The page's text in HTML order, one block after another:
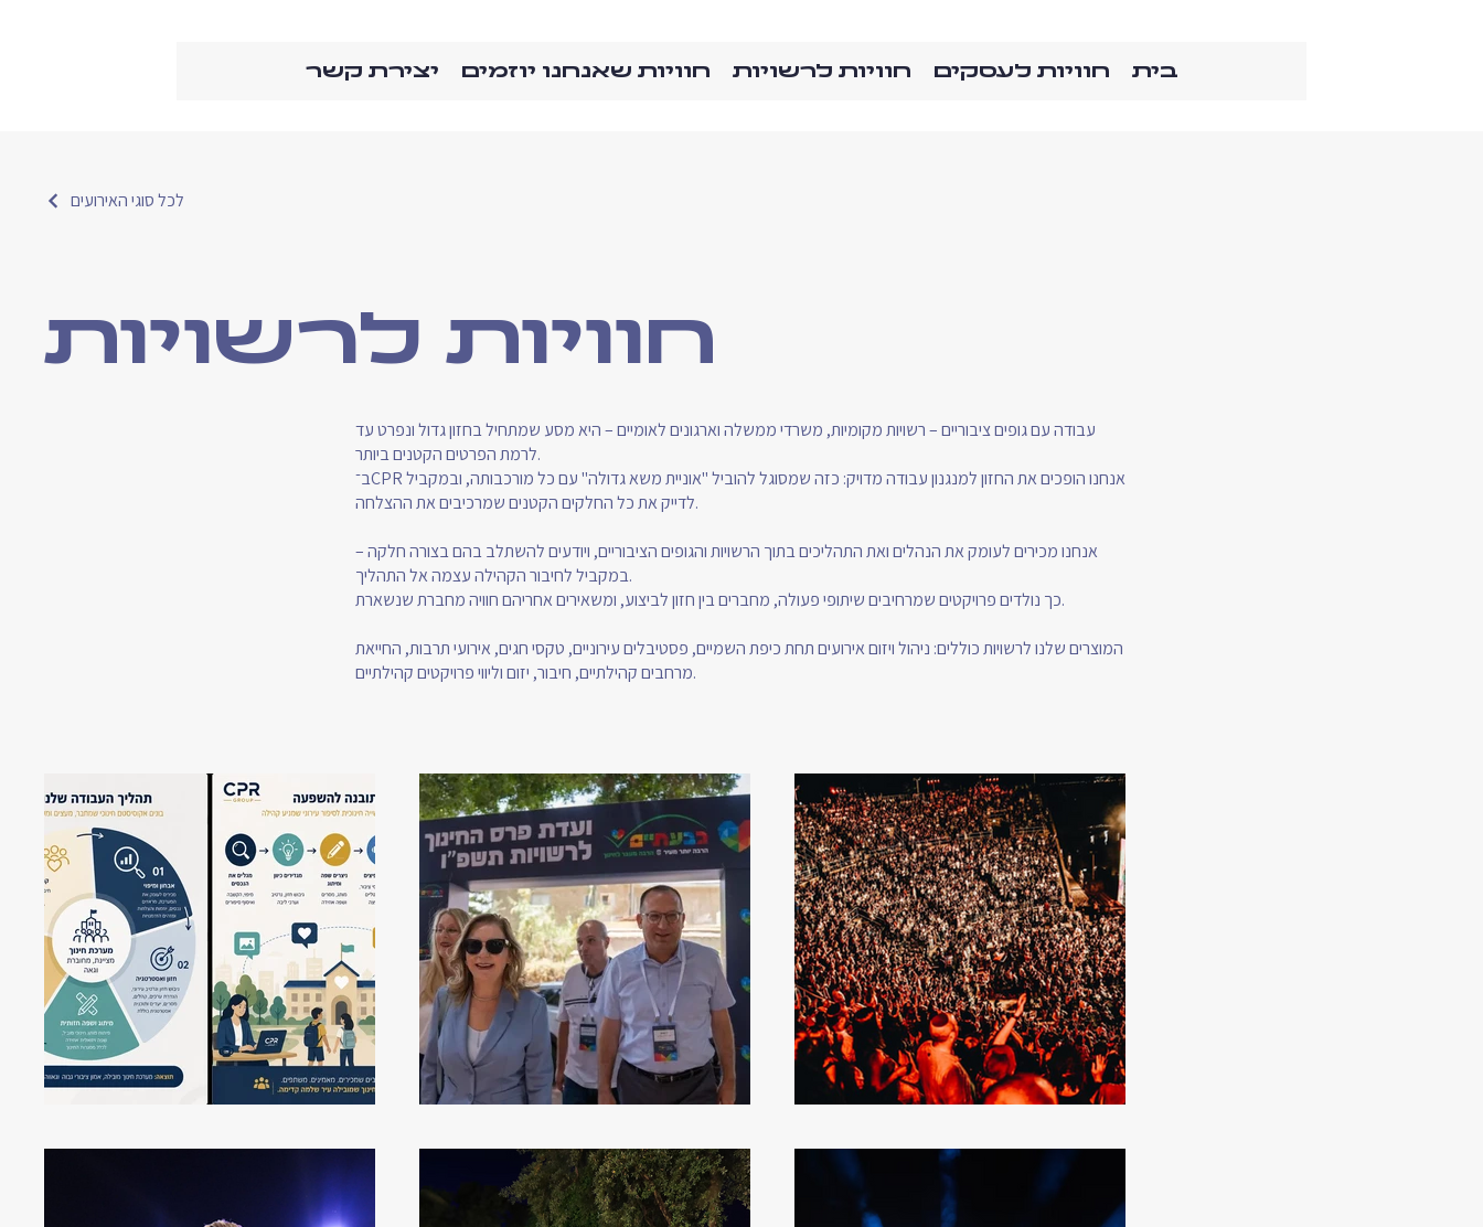
בית חוויות לעסקים חוויות לרשויות חוויות שאנחנו יוזמים יצירת קשר
לכל סוגי האירועים
חוויות לרשויות
עבודה עם גופים ציבוריים – רשויות מקומיות, משרדי ממשלה וארגונים לאומיים – היא מסע שמתחיל בחזון גדול ונפרט עד
לרמת הפרטים הקטנים ביותר.
ב־CPR אנחנו הופכים את החזון למנגנון עבודה מדויק: כזה שמסוגל להוביל "אוניית משא גדולה" עם כל מורכבותה, ובמקביל
לדייק את כל החלקים הקטנים שמרכיבים את ההצלחה.
אנחנו מכירים לעומק את הנהלים ואת התהליכים בתוך הרשויות והגופים הציבוריים, ויודעים להשתלב בהם בצורה חלקה –
במקביל לחיבור הקהילה עצמה אל התהליך.
כך נולדים פרויקטים שמרחיבים שיתופי פעולה, מחברים בין חזון לביצוע, ומשאירים אחריהם חוויה מחברת שנשארת.
המוצרים שלנו לרשויות כוללים: ניהול ויזום אירועים תחת כיפת השמיים, פסטיבלים עירוניים, טקסי חגים, אירועי תרבות, החייאת
מרחבים קהילתיים, חיבור, יזום וליווי פרויקטים קהילתיים.